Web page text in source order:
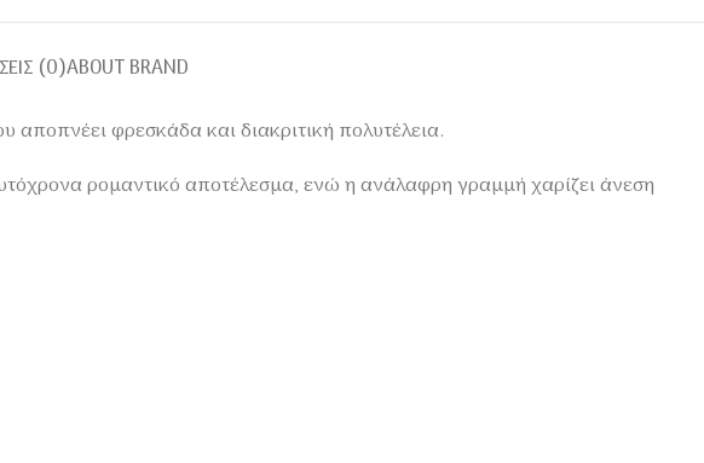
(0)ABOUT BRAND
φρεσκάδα και διακριτική πολυτέλεια.
ρομαντικό αποτέλεσμα, ενώ η ανάλαφρη γραμμή χαρίζει άνεση